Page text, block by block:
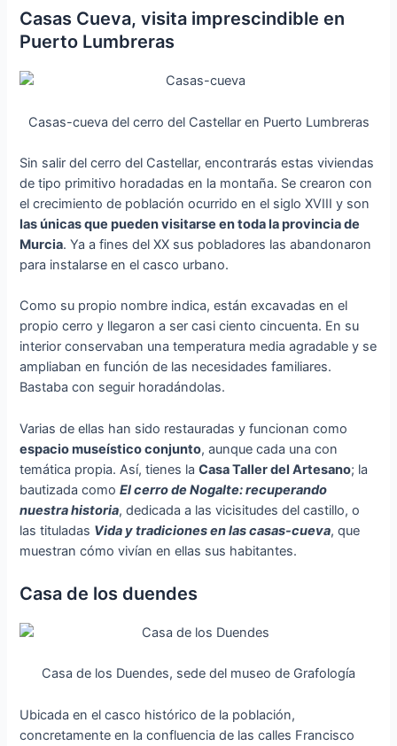
Casas Cueva, visita imprescindible en
Puerto Lumbreras
Casas-cueva del cerro del Castellar en Puerto Lumbreras
Sin salir del cerro del Castellar, encontrarás estas viviendas
de tipo primitivo horadadas en la montaña. Se crearon con
el crecimiento de población ocurrido en el siglo XVIII y son
las únicas que pueden visitarse en toda la provincia de
Murcia. Ya a fines del XX sus pobladores las abandonaron
para instalarse en el casco urbano.
Como su propio nombre indica, están excavadas en el
propio cerro y llegaron a ser casi ciento cincuenta. En su
interior conservaban una temperatura media agradable y se
ampliaban en función de las necesidades familiares.
Bastaba con seguir horadándolas.
Varias de ellas han sido restauradas y funcionan como
espacio museístico conjunto, aunque cada una con
temática propia. Así, tienes laCasa Taller del Artesano; la
bautizada comoEl cerro de Nogalte: recuperando
nuestra historia, dedicada a las vicisitudes del castillo, o
las tituladas Vida y tradiciones en las casas-cueva, que
muestran cómo vivían en ellas sus habitantes.
Casa de los duendes
Casa de los Duendes, sede del museo de Grafología
Ubicada en el casco histórico de la población,
concretamente en la confluencia de las calles Francisco